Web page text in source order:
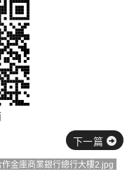
下一篇
作金庫商業銀行總行大樓2.jpg